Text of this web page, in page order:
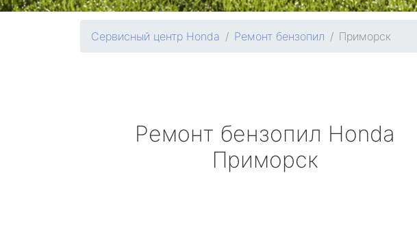
Сервисный центр Honda Ремонт бензопил Приморск
Ремонт бензопил Honda
Приморск